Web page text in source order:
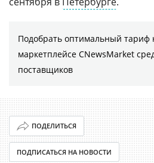
Подобрать оптимальный тариф
маркетплейсе CNewsMarket
поставщиков
ПОДЕЛИТЬСЯ
ПОДПИСАТЬСЯ НА НОВОСТИ